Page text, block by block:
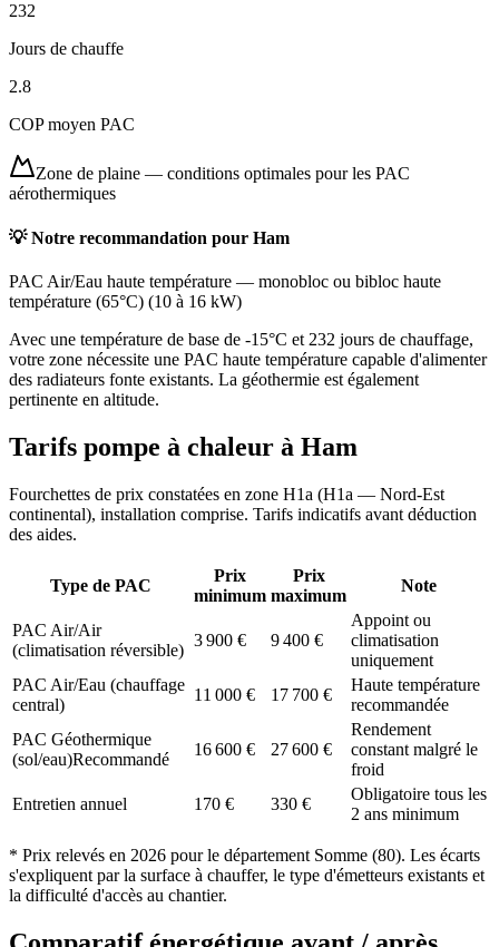
232
Jours de chauffe
2.8
COP moyen PAC
Zone de plaine — conditions optimales pour les PAC
aérothermiques
💡 Notre recommandation pour Ham
PAC Air/Eau haute température — monobloc ou bibloc haute
température (65°C) (10 à 16 kW)
Avec une température de base de -15°C et 232 jours de chauffage,
votre zone nécessite une PAC haute température capable d'alimenter
des radiateurs fonte existants. La géothermie est également
pertinente en altitude.
Tarifs pompe à chaleur à Ham
Fourchettes de prix constatées en zone H1a (H1a — Nord-Est
continental), installation comprise. Tarifs indicatifs avant déduction
des aides.
Type de PAC
Prix
minimum
Prix
maximum
Note
PAC Air/Air
(climatisation réversible)
3 900 € 9 400 €
Appoint ou
climatisation
uniquement
PAC Air/Eau (chauffage
central)
11 000 € 17 700 €
Haute température
recommandée
PAC Géothermique
(sol/eau)Recommandé
16 600 € 27 600 €
Rendement
constant malgré le
froid
Entretien annuel
170 € 330 €
Obligatoire tous les
2 ans minimum
* Prix relevés en 2026 pour le département Somme (80). Les écarts
s'expliquent par la surface à chauffer, le type d'émetteurs existants et
la difficulté d'accès au chantier.